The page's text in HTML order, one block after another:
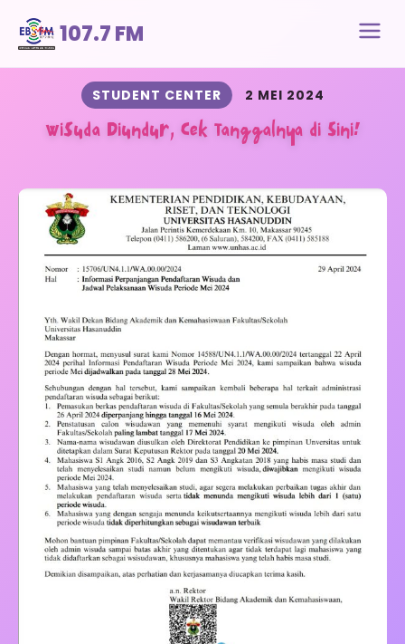
107.7 FM
STUDENT CENTER 2 MEI 2024
Wisuda Diundur, Cek Tanggalnya di Sini!